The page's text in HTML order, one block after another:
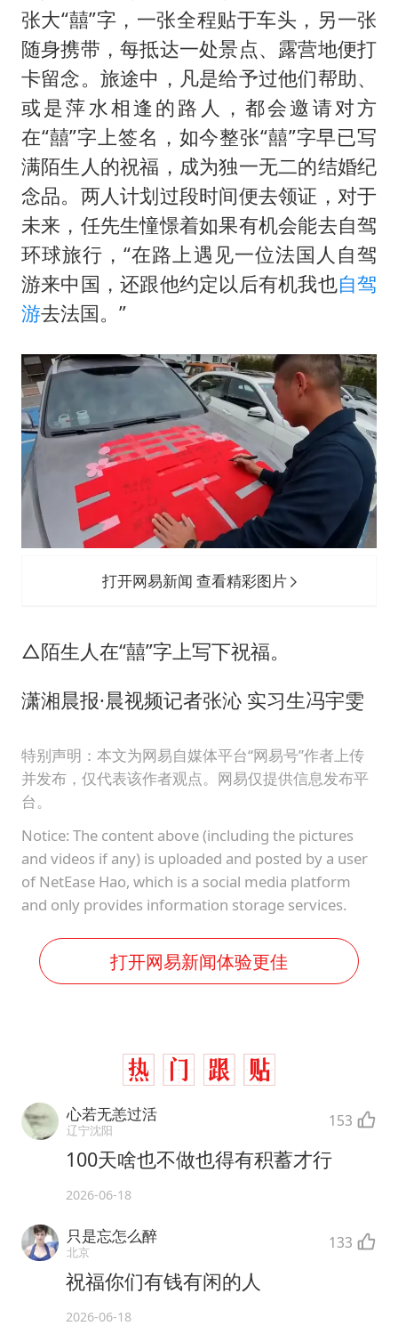
张大“囍”字，一张全程贴于车头，另一张
随身携带，每抵达一处景点、露营地便打
卡留念。旅途中，凡是给予过他们帮助、
或是萍水相逢的路人，都会邀请对方
在“囍”字上签名，如今整张“囍”字早已写
满陌生人的祝福，成为独一无二的结婚纪
念品。两人计划过段时间便去领证，对于
未来，任先生憧憬着如果有机会能去自驾
环球旅行，“在路上遇见一位法国人自驾
游来中国，还跟他约定以后有机我也自驾
游去法国。”
打开网易新闻 查看精彩图片
△陌生人在“囍”字上写下祝福。
潇湘晨报·晨视频记者张沁 实习生冯宇雯
特别声明：本文为网易自媒体平台“网易号”作者上传
并发布，仅代表该作者观点。网易仅提供信息发布平
台。
Notice: The content above (including the pictures
and videos if any) is uploaded and posted by a user
of NetEase Hao, which is a social media platform
and only provides information storage services.
打开网易新闻体验更佳
心若无恙过活
辽宁沈阳 153
100天啥也不做也得有积蓄才行
2026-06-18
只是忘怎么醉
北京 133
祝福你们有钱有闲的人
2026-06-18